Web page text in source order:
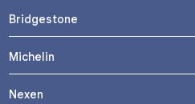
Bridgestone
Michelin
Nexen